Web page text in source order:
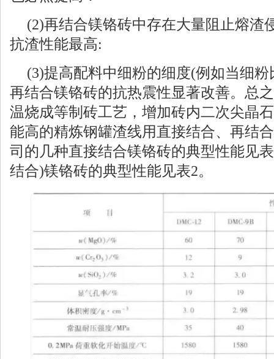
(2)再结合镁铬砖中存在大量阻止熔渣
抗渣性能最高:
(3)提高配料中细粉的细度(例如当细
再结合镁铬砖的抗热震性显著改善。总
温烧成等制砖工艺，增加砖内二次尖晶
能高的精炼钢罐渣线用直接结合、再结
司的几种直接结合镁铬砖的典型性能见
结合)镁铬砖的典型性能见表2。